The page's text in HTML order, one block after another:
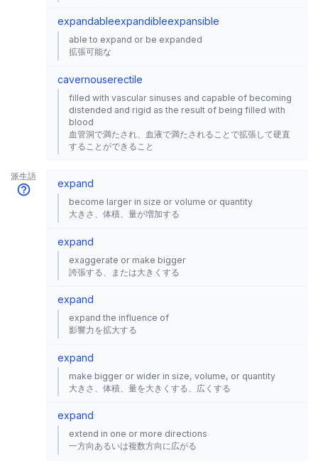
expandableexpandibleexpansible
able to expand or be expanded
拡張可能な
cavernouserectile
filled with vascular sinuses and capable of becoming
distended and rigid as the result of being filled with
blood
血管洞で満たされ、血液で満たされることで拡張して硬直
することができること
派生語
expand
become larger in size or volume or quantity
大きさ、体積、量が増加する
expand
exaggerate or make bigger
誇張する、または大きくする
expand
expand the influence of
影響力を拡大する
expand
make bigger or wider in size, volume, or quantity
大きさ、体積、量を大きくする、広くする
expand
extend in one or more directions
一方向あるいは複数方向に広がる